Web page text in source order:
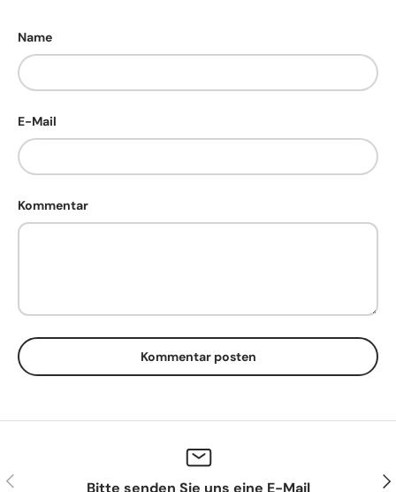
Name
E-Mail
Kommentar
Kommentar posten
Vorherige
Bitte senden Sie uns eine E-Mail